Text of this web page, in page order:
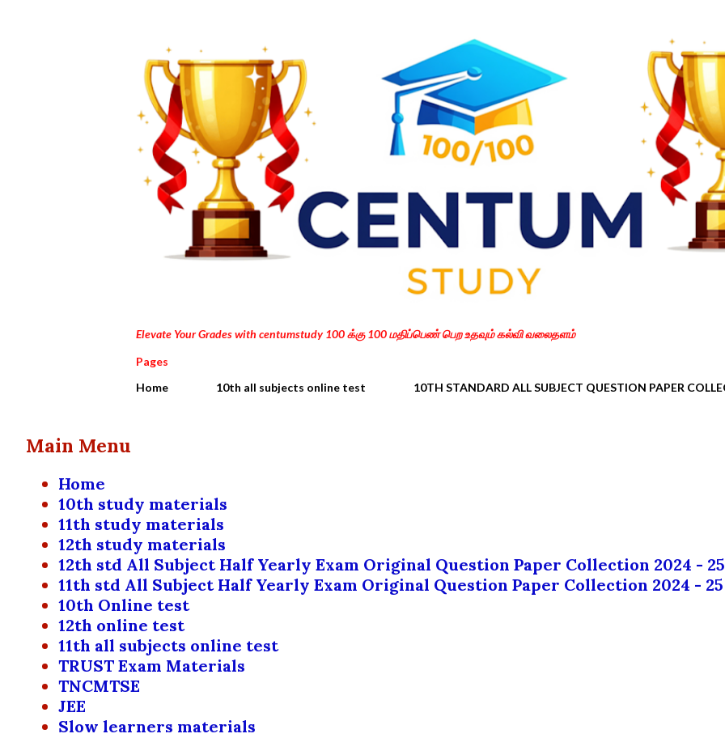
Elevate Your Grades with centumstudy 100 க்கு 100 மதிப்பெண் பெற உதவும் கல்வி வலைதளம்
Pages
Home
10th all subjects online test 10TH STANDARD ALL SUBJECT QUESTION PAPER
Main Menu
Home
10th study materials
11th study materials
12th study materials
12th std All Subject Half Yearly Exam Original Question Paper Collection 2024 - 25
11th std All Subject Half Yearly Exam Original Question Paper Collection 2024 - 25
10th Online test
12th online test
11th all subjects online test
TRUST Exam Materials
TNCMTSE
JEE
Slow learners materials